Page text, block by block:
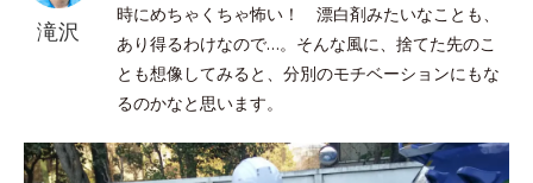
滝沢
時にめちゃくちゃ怖い！ 漂白剤みたいなことも、
あり得るわけなので…。そんな風に、捨てた先のこ
とも想像してみると、分別のモチベーションにもな
るのかなと思います。